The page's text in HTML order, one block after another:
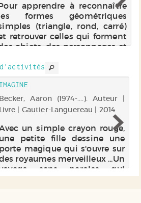
apprendre à reconnaître
formes géométriques
(triangle, rond, carré)
retrouver celles qui forment
objets, des personnages et
sapin, le carré d'un sachet de
le rond d'un pe...
IMAGINE
Becker, Aaron (1974-....). Auteur |
Livre | Gautier-Languereau | 2014
un simple crayon rouge,
une petite fille dessine une
porte magique qui s'ouvre sur
royaumes merveilleux ...Un
sans paroles qui
le pouvoir de